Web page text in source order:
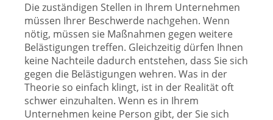
Die zuständigen Stellen in Ihrem Unternehmen
müssen Ihrer Beschwerde nachgehen. Wenn
nötig, müssen sie Maßnahmen gegen weitere
Belästigungen treffen. Gleichzeitig dürfen Ihnen
keine Nachteile dadurch entstehen, dass Sie sich
gegen die Belästigungen wehren. Was in der
Theorie so einfach klingt, ist in der Realität oft
schwer einzuhalten. Wenn es in Ihrem
Unternehmen keine Person gibt, der Sie sich